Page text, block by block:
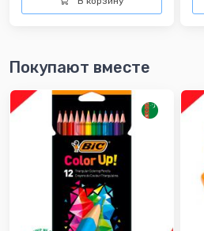
Покупают вместе